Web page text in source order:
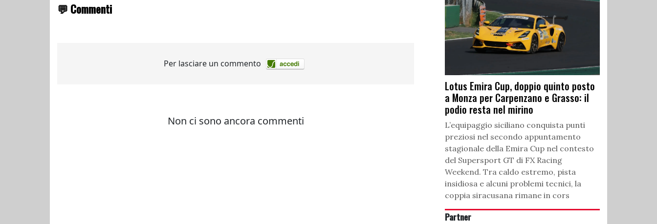
💬 Commenti
Lotus Emira Cup, doppio quinto posto
a Monza per Carpenzano e Grasso: il
podio resta nel mirino
L’equipaggio siciliano conquista punti
preziosi nel secondo appuntamento
stagionale della Emira Cup nel contesto
del Supersport GT di FX Racing
Weekend. Tra caldo estremo, pista
insidiosa e alcuni problemi tecnici, la
coppia siracusana rimane in cors
Partner